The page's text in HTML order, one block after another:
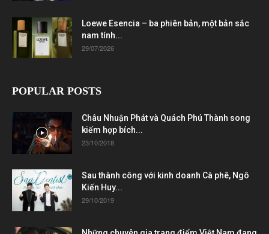
Loewe Esencia – ba phiên bản, một bản sắc
nam tính...
29/07/2026
POPULAR POSTS
Châu Nhuận Phát và Quách Phú Thành song
kiếm hợp bích...
23/10/2018
Sau thành công với kinh doanh Cà phê, Ngô
Kiến Huy...
29/10/2019